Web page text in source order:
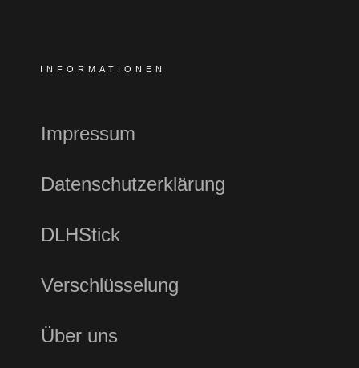
INFORMATIONEN
Impressum
Datenschutzerklärung
DLHStick
Verschlüsselung
Über uns